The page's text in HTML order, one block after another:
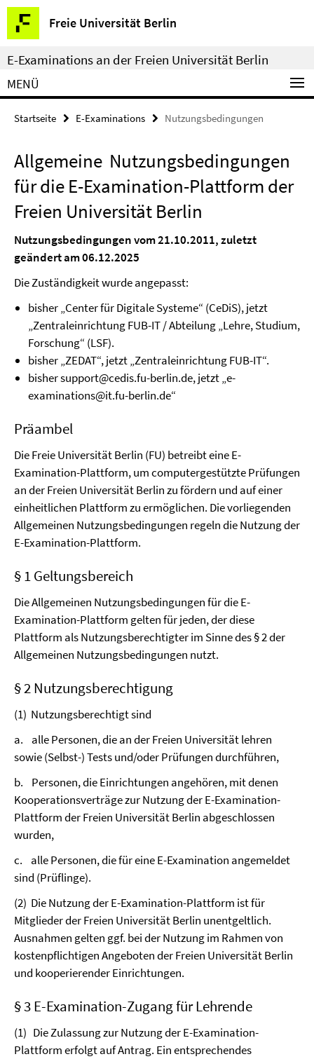
Springe
direkt
zu
Inhalt
Freie Universität Berlin
Service-
Navigation
E-Examinations an der Freien Universität Berlin
MENÜ
Startseite E-Examinations Nutzungsbedingungen
Allgemeine Nutzungsbedingungen
für die E-Examination-Plattform der
Freien Universität Berlin
Nutzungsbedingungen vom 21.10.2011, zuletzt
geändert am 06.12.2025
Die Zuständigkeit wurde angepasst:
bisher „Center für Digitale Systeme“ (CeDiS), jetzt
„Zentraleinrichtung FUB-IT / Abteilung „Lehre, Studium,
Forschung“ (LSF).
bisher „ZEDAT“, jetzt „Zentraleinrichtung FUB-IT“.
bisher support@cedis.fu-berlin.de, jetzt „e-
examinations@it.fu-berlin.de“
Präambel
Die Freie Universität Berlin (FU) betreibt eine E-
Examination-Plattform, um computergestützte Prüfungen
an der Freien Universität Berlin zu fördern und auf einer
einheitlichen Plattform zu ermöglichen. Die vorliegenden
Allgemeinen Nutzungsbedingungen regeln die Nutzung der
E-Examination-Plattform.
§ 1 Geltungsbereich
Die Allgemeinen Nutzungsbedingungen für die E-
Examination-Plattform gelten für jeden, der diese
Plattform als Nutzungsberechtigter im Sinne des § 2 der
Allgemeinen Nutzungsbedingungen nutzt.
§ 2 Nutzungsberechtigung
(1) Nutzungsberechtigt sind
a.
alle Personen, die an der Freien Universität lehren
sowie (Selbst-) Tests und/oder Prüfungen durchführen,
b.
Personen, die Einrichtungen angehören, mit denen
Kooperationsverträge zur Nutzung der E-Examination-
Plattform der Freien Universität Berlin abgeschlossen
wurden,
c.
alle Personen, die für eine E-Examination angemeldet
sind (Prüflinge).
(2) Die Nutzung der E-Examination-Plattform ist für
Mitglieder der Freien Universität Berlin unentgeltlich.
Ausnahmen gelten ggf. bei der Nutzung im Rahmen von
kostenpflichtigen Angeboten der Freien Universität Berlin
und kooperierender Einrichtungen.
§ 3 E-Examination-Zugang für Lehrende
(1) Die Zulassung zur Nutzung der E-Examination-
Plattform erfolgt auf Antrag. Ein entsprechendes